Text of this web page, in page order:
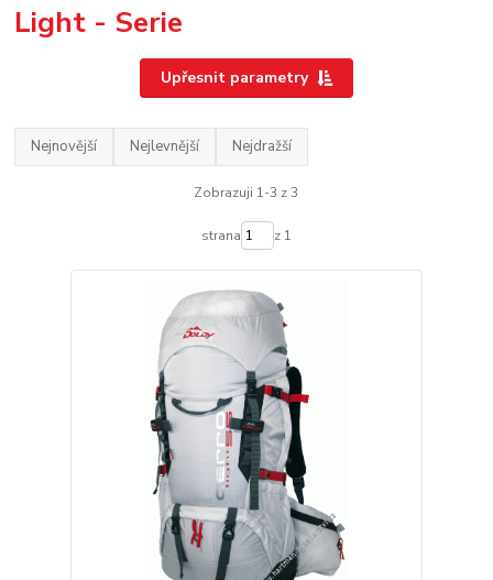
Light - Serie
Upřesnit parametry
Nejnovější Nejlevnější Nejdražší
Zobrazuji 1-3 z 3
strana z 1